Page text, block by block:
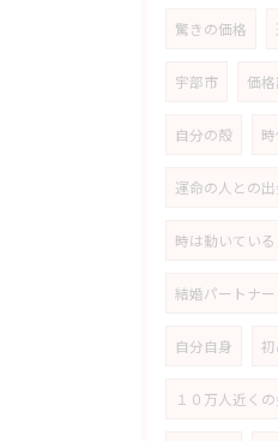
驚きの価格
宇部市 価
自分の殻
運命の人との
時は動いている
結婚パートナー
自分自身 初
１０万人近く